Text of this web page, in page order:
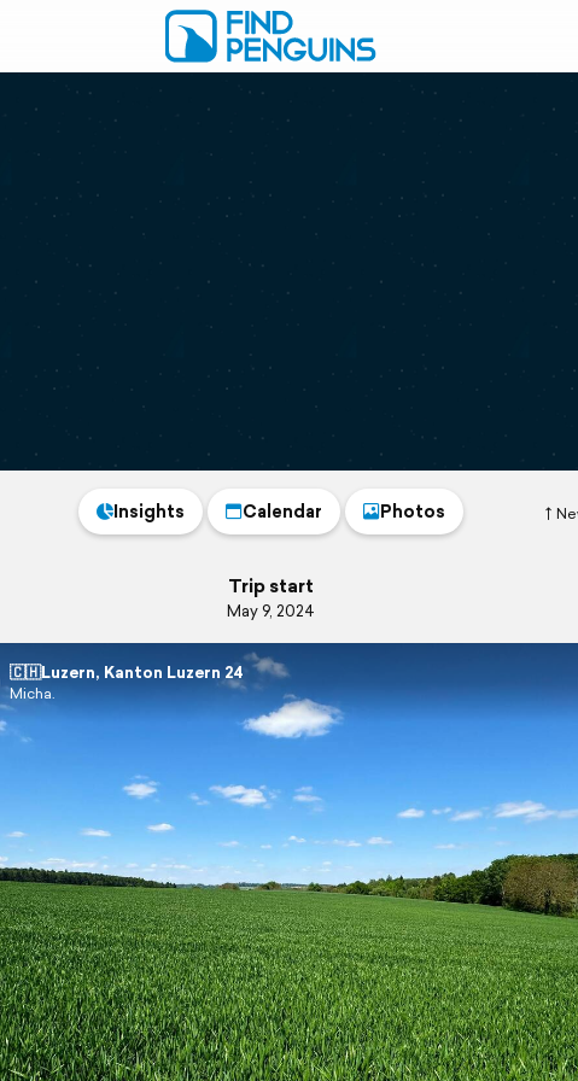
Insights Calendar Photos
Trip start
May 9, 2024
🇨🇭Luzern, Kanton Luzern 24
Micha.